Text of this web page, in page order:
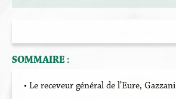
SOMMAIRE :
• Le receveur général de l’Eure, Gazzani